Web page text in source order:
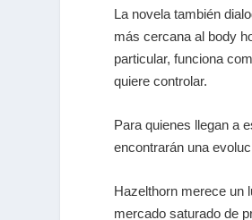
La novela también
más cercana al body
particular, funciona
quiere controlar.
Para quienes llegan a
encontrarán una
Hazelthorn merece un
mercado saturado de